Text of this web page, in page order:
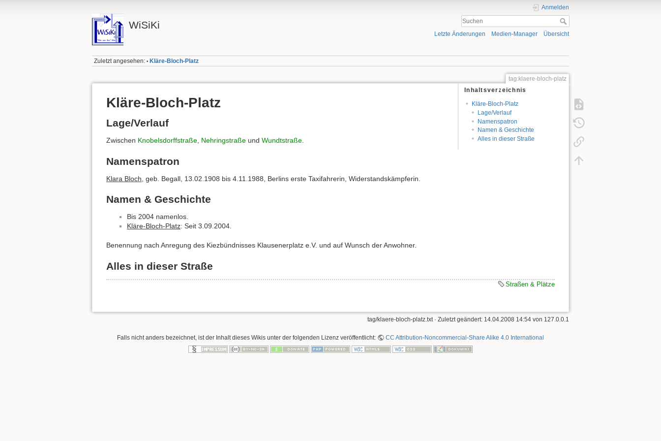
WiSiKi
Anmelden
Letzte Änderungen Medien-Manager Übersicht
Zuletzt angesehen: • Kläre-Bloch-Platz
tag:klaere-bloch-platz
Inhaltsverzeichnis
Kläre-Bloch-Platz
Lage/Verlauf
Namenspatron
Namen & Geschichte
Alles in dieser Straße
Kläre-Bloch-Platz
Lage/Verlauf
Zwischen Knobelsdorffstraße Nehringstraße und Wundtstraße
Namenspatron
Klara Bloch , geb. Begall, 13.02.1908 bis 4.11.1988, Berlins erste Taxifahrerin, Widerstandskämpferin.
Namen & Geschichte
Bis 2004 namenlos.
Kläre-Bloch-Platz: Seit 3.09.2004.
Benennung nach Anregung des Kiezbündnisses Klausenerplatz e.V. und auf Wunsch der Anwohner.
Alles in dieser Straße
Straßen & Plätze
tag/klaere-bloch-platz.txt· Zuletzt geändert: 14.04.2008 14:54 von 127.0.0.1
Falls nicht anders bezeichnet, ist der Inhalt dieses Wikis unter der folgenden Lizenz veröffentlicht: CC Attribution-Noncommercial-Share Alike 4.0 International